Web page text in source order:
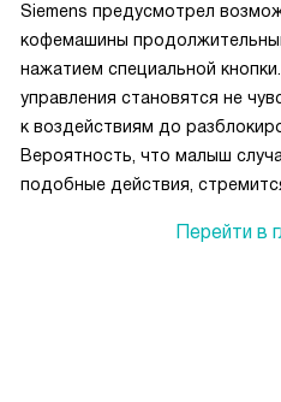
Siemens предусмотрел
кофемашины
нажатием специальной
управления становятся не
к воздействиям до
Вероятность, что малыш
подобные действия,
Перейти в